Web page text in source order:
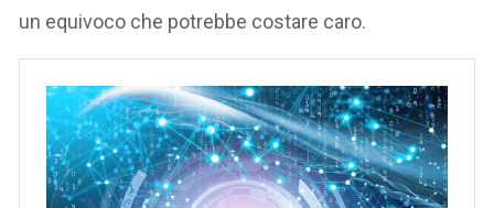
un equivoco che potrebbe costare caro.